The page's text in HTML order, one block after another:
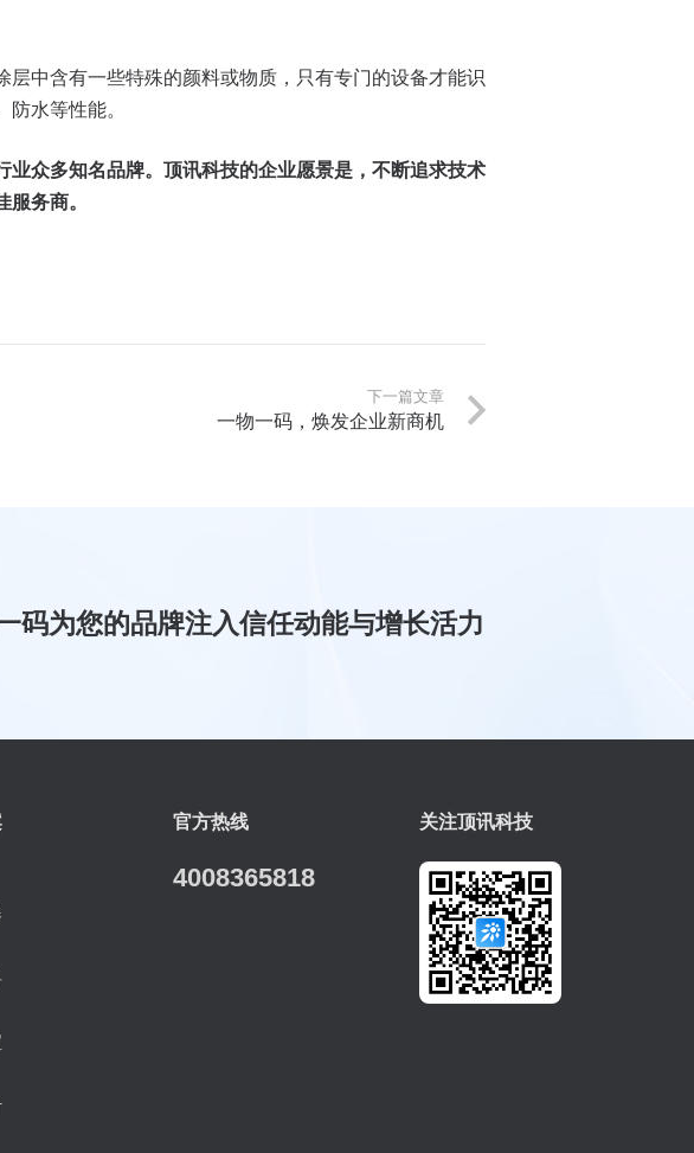
中含有一些特殊的颜料或物质，只有专门的设备才能识
水等性能。
众多知名品牌。顶讯科技的企业愿景是，不断追求技术
务商。
下一篇文章
一物一码，焕发企业新商机
码为您的品牌注入信任动能与增长活力
官方热线
4008365818
关注顶讯科技